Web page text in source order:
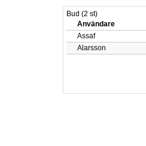
Bud (2 st)
Användare
Assaf
Alarsson